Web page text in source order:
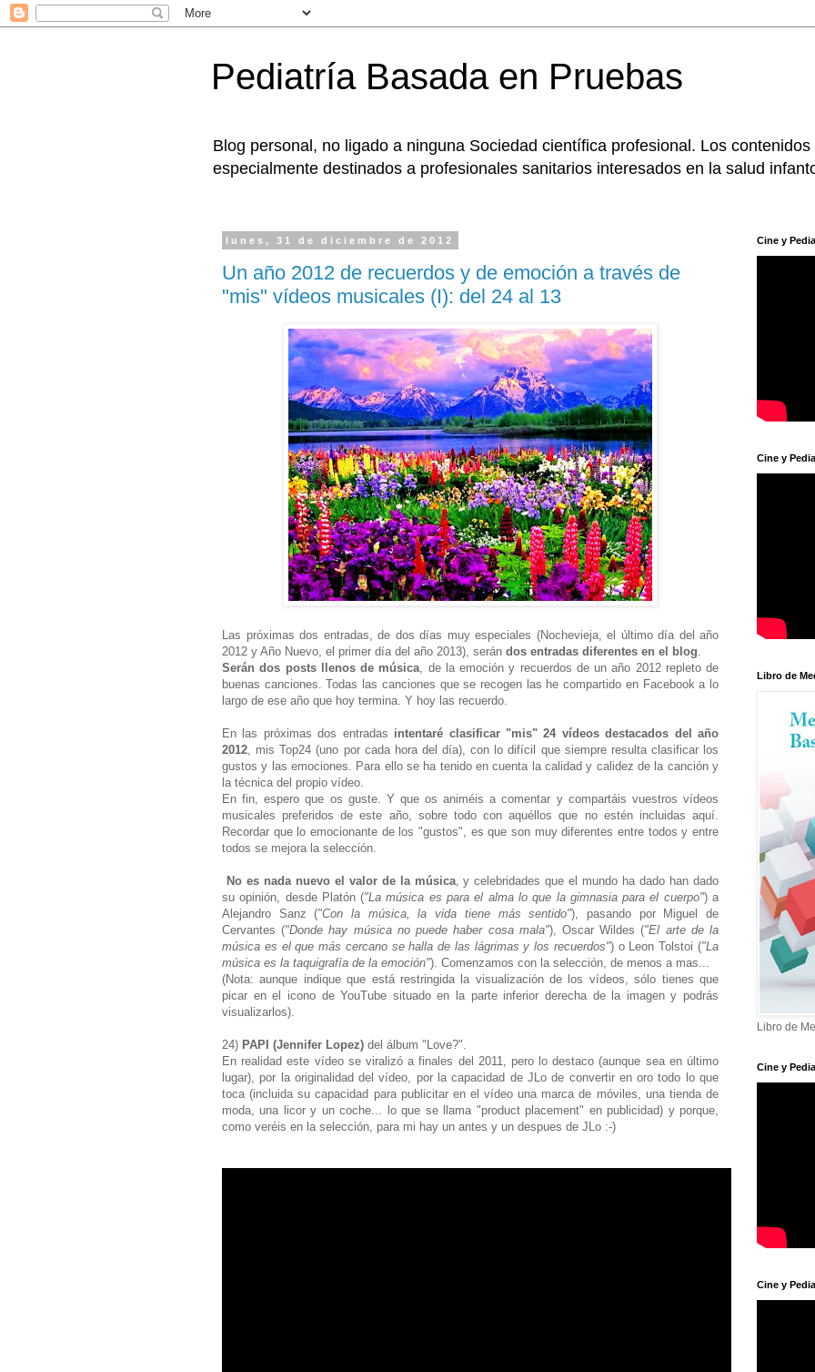
Pediatría Basada en Pruebas
Blog personal, no ligado a ninguna Sociedad científica profesional. Los
especialmente destinados a profesionales sanitarios interesados en la salud
lunes, 31 de diciembre de 2012
Un año 2012 de recuerdos y de emoción a través de
"mis" vídeos musicales (I): del 24 al 13
Las próximas dos entradas, de dos días muy especiales (Nochevieja, el último día del año
2012 y Año Nuevo, el primer día del año 2013), serán dos entradas diferentes en el blog
Serán dos posts llenos de música , de la emoción y recuerdos de un año 2012 repleto de
buenas canciones. Todas las canciones que se recogen las he compartido en Facebook a lo
largo de ese año que hoy termina. Y hoy las recuerdo.
En las próximas dos entradas intentaré clasificar "mis" 24 vídeos destacados del año
2012 , mis Top24 (uno por cada hora del día), con lo difícil que siempre resulta clasificar los
gustos y las emociones. Para ello se ha tenido en cuenta la calidad y calidez de la canción y
la técnica del propio vídeo.
En fin, espero que os guste. Y que os animéis a comentar y compartáis vuestros vídeos
musicales preferidos de este año, sobre todo con aquéllos que no estén incluidas aquí.
Recordar que lo emocionante de los "gustos", es que son muy diferentes entre todos y entre
todos se mejora la selección.
No es nada nuevo el valor de la música, y celebridades que el mundo ha dado han dado
su opinión, desde Platón ("La música es para el alma lo que la gimnasia para el cuerpo") a
Alejandro Sanz ("Con la música, la vida tiene más sentido"), pasando por Miguel de
Cervantes ("Donde hay música no puede haber cosa mala"), Oscar Wildes ("El arte de la
música es el que más cercano se halla de las lágrimas y los recuerdos") o Leon Tolstoi ("La
música es la taquigrafía de la emoción"). Comenzamos con la selección, de menos a mas...
(Nota: aunque indique que está restringida la visualización de los vídeos, sólo tienes que
picar en el icono de YouTube situado en la parte inferior derecha de la imagen y podrás
visualizarlos).
24) PAPI (Jennifer Lopez) del álbum "Love?".
En realidad este vídeo se viralizó a finales del 2011, pero lo destaco (aunque sea en último
lugar), por la originalidad del vídeo, por la capacidad de JLo de convertir en oro todo lo que
toca (incluida su capacidad para publicitar en el vídeo una marca de móviles, una tienda de
moda, una licor y un coche... lo que se llama "product placement" en publicidad) y porque,
como veréis en la selección, para mi hay un antes y un despues de JLo :-)
Cine y
Cine y
Libro de
Libro de
Cine y
Cine y